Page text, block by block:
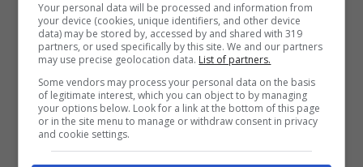
Your personal data will be processed and information from
your device (cookies, unique identifiers, and other device
data) may be stored by, accessed by and shared with 319
partners, or used specifically by this site. We and our partners
may use precise geolocation data. List of partners.
Some vendors may process your personal data on the basis
of legitimate interest, which you can object to by managing
your options below. Look for a link at the bottom of this page
or in the site menu to manage or withdraw consent in privacy
and cookie settings.